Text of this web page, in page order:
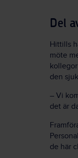
Del
Hittills
möte
den
– Vi
det är
de här